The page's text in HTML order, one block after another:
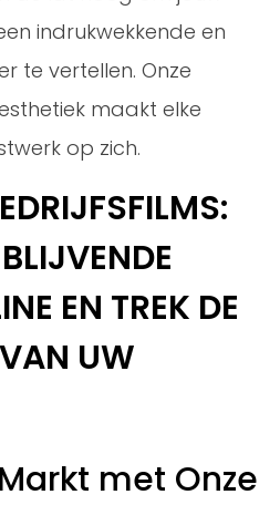
indrukwekkende en
te vertellen. Onze
maakt elke
op zich.
EN TREK DE
UW
met Onze